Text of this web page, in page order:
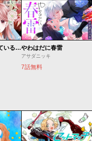
私たちはどうかしている 妻恋いやわはだに春雷
アサダニッキ
7話無料